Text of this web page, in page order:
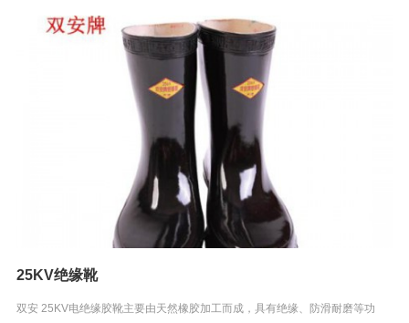
25KV绝缘靴
双安 25KV电绝缘胶靴主要由天然橡胶加工而成，具有绝缘、防滑耐磨等功